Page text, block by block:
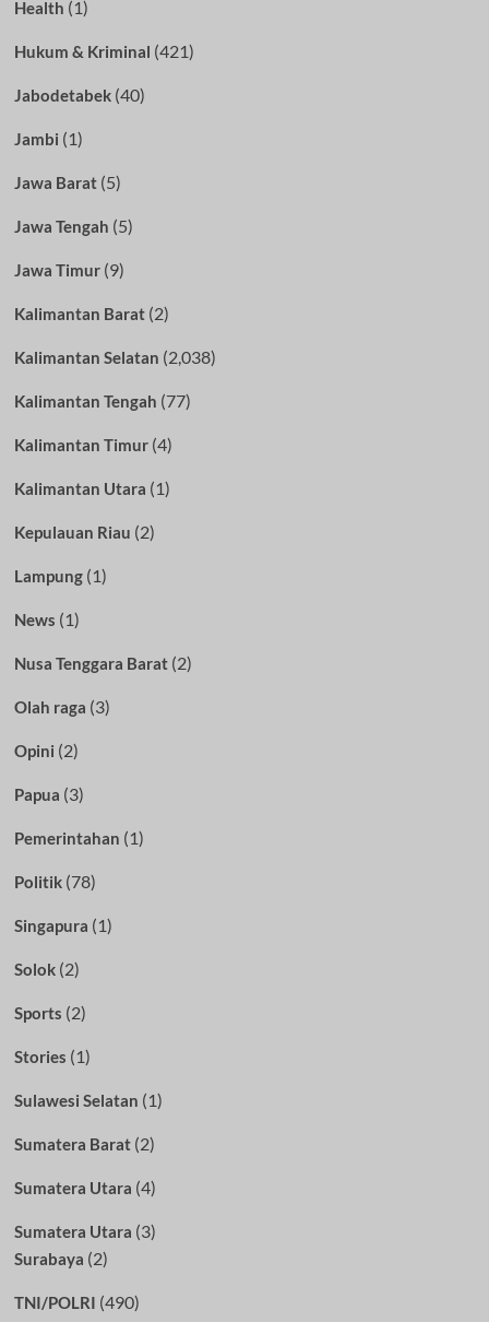
Health (1)
Hukum & Kriminal (421)
Jabodetabek(40)
Jambi (1)
Jawa Barat(5)
Jawa Tengah (5)
Jawa Timur(9)
Kalimantan Barat(2)
Kalimantan Selatan (2,038)
Kalimantan Tengah (77)
Kalimantan Timur(4)
Kalimantan Utara (1)
Kepulauan Riau (2)
Lampung(1)
News (1)
Nusa Tenggara Barat(2)
Olah raga (3)
Opini (2)
Papua (3)
Pemerintahan (1)
Politik(78)
Singapura (1)
Solok(2)
Sports (2)
Stories (1)
Sulawesi Selatan (1)
Sumatera Barat(2)
Sumatera Utara (4)
Sumatera Utara (3)
Surabaya (2)
TNI/POLRI (490)